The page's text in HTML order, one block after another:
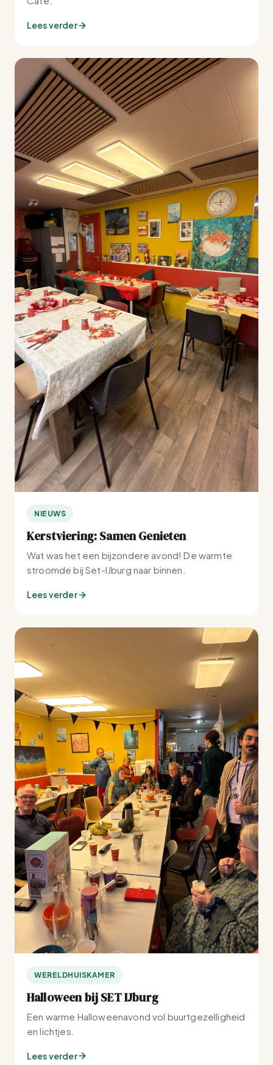
Lees verder
NIEUWS
Kerstviering: Samen Genieten
Wat was het een bijzondere avond! De warmte
stroomde bij Set-IJburg naar binnen.
Lees verder
WERELDHUISKAMER
Halloween bij SET IJburg
Een warme Halloweenavond vol buurtgezelligheid
en lichtjes.
Lees verder